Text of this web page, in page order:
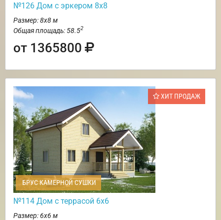
№126 Дом с эркером 8х8
Размер: 8х8 м
Общая площадь: 58.52
от 1365800
ХИТ ПРОДАЖ
БРУС КАМЕРНОЙ СУШКИ
№114 Дом с террасой 6х6
Размер: 6х6 м